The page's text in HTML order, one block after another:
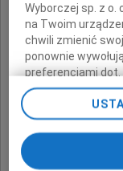
Jego
W
Wyborczej sp. z o.
na Twoim
chwili zmienić
ponownie
preferencjami
odnośnik
przechodząc do
Zmiana ustawień
pomocą ustawień